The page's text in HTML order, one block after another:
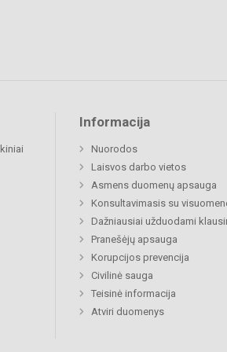
Informacija
Nuorodos
Laisvos darbo vietos
Asmens duomenų apsauga
Konsultavimasis su
Dažniausiai užduodami
Pranešėjų apsauga
Korupcijos prevencija
Civilinė sauga
Teisinė informacija
Atviri duomenys